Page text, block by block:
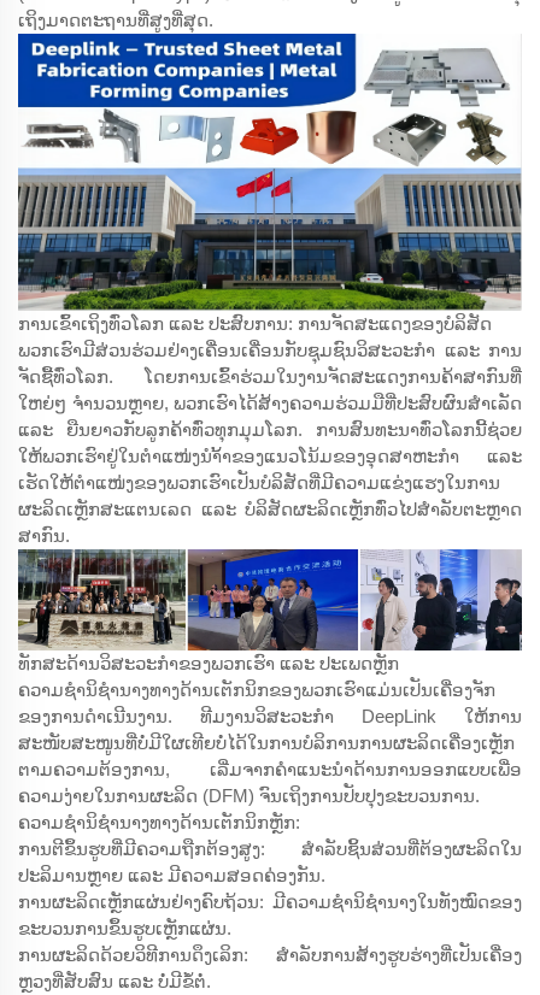
ເຖິງມາດຕະຖານທີ່ສູງທີ່ສຸດ.
ການເຂົ້າເຖິງທົ່ວໂລກ ແລະ ປະສົບການ: ການຈັດສະແດງຂອງບໍລິສັດ
ພວກເຮົາມີສ່ວນຮ່ວມຢ່າງເຄື່ອນເຄື່ອນກັບຊຸມຊົນວິສະວະກຳ ແລະ ການ
ຈັດຊື້ທົ່ວໂລກ. ໂດຍການເຂົ້າຮ່ວມໃນງານຈັດສະແດງການຄ້າສາກົນທີ່
ໃຫຍ່ໆ ຈຳນວນຫຼາຍ, ພວກເຮົາໄດ້ສ້າງຄວາມຮ່ວມມືທີ່ປະສົບຜົນສຳເລັດ
ແລະ ຍືນຍາວກັບລູກຄ້າທົ່ວທຸກມຸມໂລກ. ການສົນທະນາທົ່ວໂລກນີ້ຊ່ວຍ
ໃຫ້ພວກເຮົາຢູ່ໃນຕຳແໜ່ງນຳ້້າຂອງແນວໂນ້ມຂອງອຸດສາຫະກຳ ແລະ
ເຮັດໃຫ້ຕຳແໜ່ງຂອງພວກເຮົາເປັນບໍລິສັດທີ່ມີຄວາມແຂ່ງແຮງໃນການ
ຜະລິດເຫຼັກສະແຕນເລດ ແລະ ບໍລິສັດຜະລິດເຫຼັກທົ່ວໄປສຳລັບຕະຫຼາດ
ສາກົນ.
ທັກສະດ້ານວິສະວະກຳຂອງພວກເຮົາ ແລະ ປະເພດຫຼັກ
ຄວາມຊຳນິຊຳນາງທາງດ້ານເຕັກນິກຂອງພວກເຮົາແມ່ນເປັນເຄື່ອງຈັກ
ຂອງການດຳເນີນງານ. ທີມງານວິສະວະກຳ DeepLink ໃຫ້ການ
ສະໜັບສະໜູນທີ່ບໍ່ມີໃຜເທີຍບໍ່ໄດ້ໃນການບໍລິການການຜະລິດເຄື່ອງເຫຼັກ
ຕາມຄວາມຕ້ອງການ, ເລີ່ມຈາກຄຳແນະນຳດ້ານການອອກແບບເພື່ອ
ຄວາມງ່າຍໃນການຜະລິດ (DFM) ຈົນເຖິງການປັບປຸງຂະບວນການ.
ຄວາມຊຳນິຊຳນາງທາງດ້ານເຕັກນິກຫຼັກ:
ການຕີຂຶ້ນຮູບທີ່ມີຄວາມຖືກຕ້ອງສູງ: ສຳລັບຊິ້ນສ່ວນທີ່ຕ້ອງຜະລິດໃນ
ປະລິມານຫຼາຍ ແລະ ມີຄວາມສອດຄ່ອງກັນ.
ການຜະລິດເຫຼັກແຜ່ນຢ່າງຄົບຖ້ວນ: ມີຄວາມຊຳນິຊຳນາງໃນທັງໝົດຂອງ
ຂະບວນການຂຶ້ນຮູບເຫຼັກແຜ່ນ.
ການຜະລິດດ້ວຍວິທີການດຶງເລິກ: ສຳລັບການສ້າງຮູບຮ່າງທີ່ເປັນເຄື່ອງ
ຫຼວງທີ່ສັບສົນ ແລະ ບໍ່ມີຂໍ້ຕໍ່.